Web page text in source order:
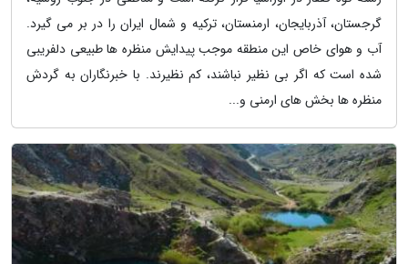
گرجستان، آذربایجان، ارمنستان، ترکیه و شمال ایران را در بر می گیرد.
آب و هوای خاص این منطقه موجب پیدایش منظره ها طبیعی دلفریبی
شده است که اگر بی نظیر نباشند، کم نظیرند. با خبرنگاران به گردش
منظره ها بخش های ارمنی و...